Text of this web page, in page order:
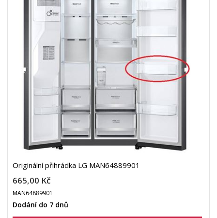
Originální přihrádka LG MAN64889901
665,00 Kč
MAN64889901
Dodání do 7 dnů